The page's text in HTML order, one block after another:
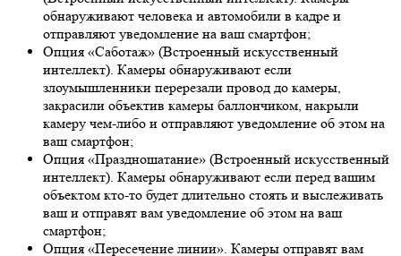
обнаруживают человека и автомобили в кадре и
отправляют уведомление на ваш смартфон;
Опция «Саботаж» (Встроенный искусственный
интеллект). Камеры обнаруживают если
злоумышленники перерезали провод до камеры,
закрасили объектив камеры баллончиком, накрыли
камеру чем-либо и отправляют уведомление об этом на
ваш смартфон;
Опция «Праздношатание» (Встроенный искусственный
интеллект). Камеры обнаруживают если перед вашим
объектом кто-то будет длительно стоять и выслеживать
ваш и отправят вам уведомление об этом на ваш
смартфон;
Опция «Пересечение линии». Камеры отправят вам